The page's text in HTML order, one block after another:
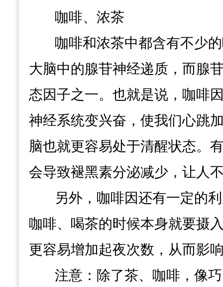
咖啡、浓茶
咖啡和浓茶中都含有不少
大脑中的腺苷神经递质， 而腺
态因子之一。也就是说，咖啡
神经系统变兴奋，使我们心跳
脑也就更容易处于清醒状态。
会导致褪黑素分泌减少，让人
另外， 咖啡因还有一定的
咖啡、喝茶的时候本身就要摄
更容易增加起夜次数，从而影
注意：除了茶、咖啡，像